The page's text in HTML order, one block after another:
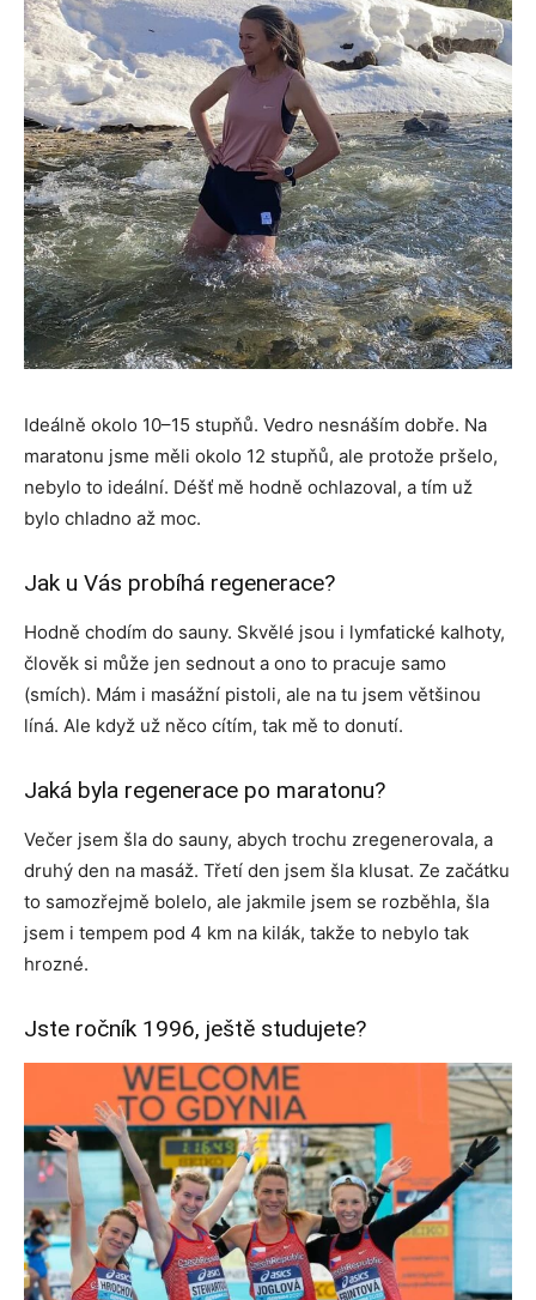
Ideálně okolo 10–15 stupňů. Vedro nesnáším dobře. Na
maratonu jsme měli okolo 12 stupňů, ale protože pršelo,
nebylo to ideální. Déšť mě hodně ochlazoval, a tím už
bylo chladno až moc.
Jak u Vás probíhá regenerace?
Hodně chodím do sauny. Skvělé jsou i lymfatické kalhoty,
člověk si může jen sednout a ono to pracuje samo
(smích). Mám i masážní pistoli, ale na tu jsem většinou
líná. Ale když už něco cítím, tak mě to donutí.
Jaká byla regenerace po maratonu?
Večer jsem šla do sauny, abych trochu zregenerovala, a
druhý den na masáž. Třetí den jsem šla klusat. Ze začátku
to samozřejmě bolelo, ale jakmile jsem se rozběhla, šla
jsem i tempem pod 4 km na kilák, takže to nebylo tak
hrozné.
Jste ročník 1996, ještě studujete?